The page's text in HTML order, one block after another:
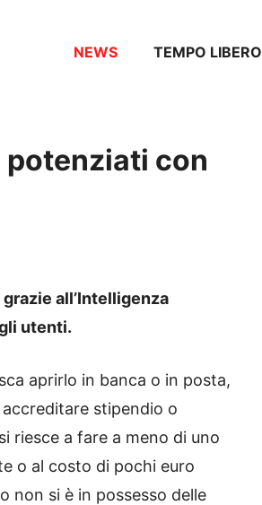
NEWS TEMPO LIBERO
con
all’Intelligenza
utenti.
aprirlo in banca o in posta,
stipendio o
riesce a fare a meno di uno
o al costo di pochi euro
non si è in possesso delle